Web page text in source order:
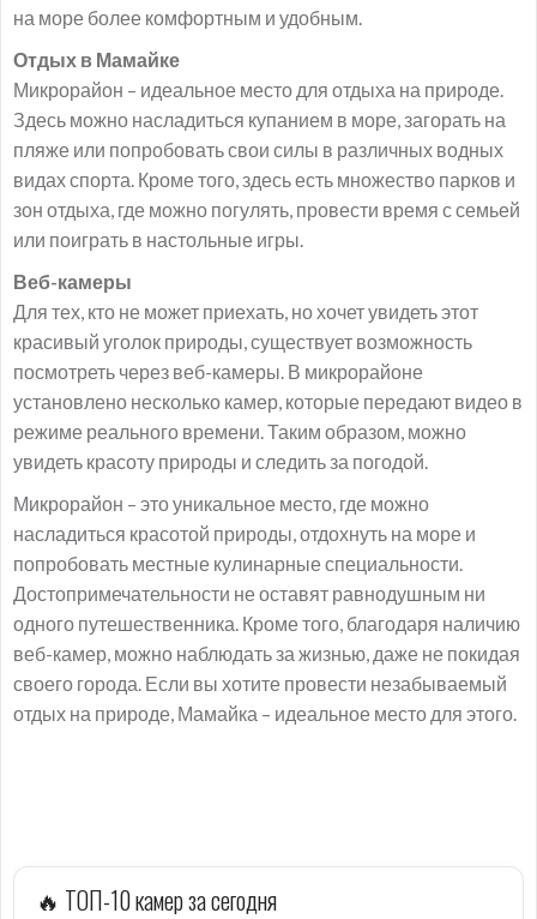
на море более комфортным и удобным.
Отдых в Мамайке
Микрорайон – идеальное место для отдыха на природе.
Здесь можно насладиться купанием в море, загорать на
пляже или попробовать свои силы в различных водных
видах спорта. Кроме того, здесь есть множество парков и
зон отдыха, где можно погулять, провести время с семьей
или поиграть в настольные игры.
Веб-камеры
Для тех, кто не может приехать, но хочет увидеть этот
красивый уголок природы, существует возможность
посмотреть через веб-камеры. В микрорайоне
установлено несколько камер, которые передают видео в
режиме реального времени. Таким образом, можно
увидеть красоту природы и следить за погодой.
Микрорайон – это уникальное место, где можно
насладиться красотой природы, отдохнуть на море и
попробовать местные кулинарные специальности.
Достопримечательности не оставят равнодушным ни
одного путешественника. Кроме того, благодаря наличию
веб-камер, можно наблюдать за жизнью, даже не покидая
своего города. Если вы хотите провести незабываемый
отдых на природе, Мамайка – идеальное место для этого.
🔥 ТОП-10 камер за сегодня